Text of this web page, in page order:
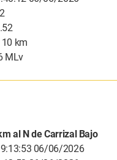
km
MLv
al N de Carrizal Bajo
06/06/2026